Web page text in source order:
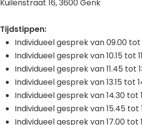
Kuilenstraat 16, 3600 Genk
Tijdstippen:
Individueel gesprek van 09.00 tot
Individueel gesprek van 10.15 tot
Individueel gesprek van 11.45 tot
Individueel gesprek van 13.15 tot
Individueel gesprek van 14.30 tot
Individueel gesprek van 15.45 tot
Individueel gesprek van 17.00 tot